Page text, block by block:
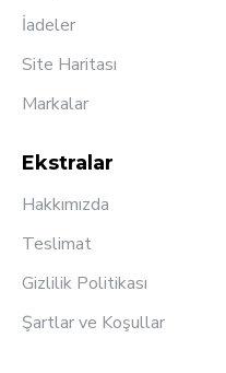
İadeler
Site Haritası
Markalar
Ekstralar
Hakkımızda
Teslimat
Gizlilik Politikası
Şartlar ve Koşullar